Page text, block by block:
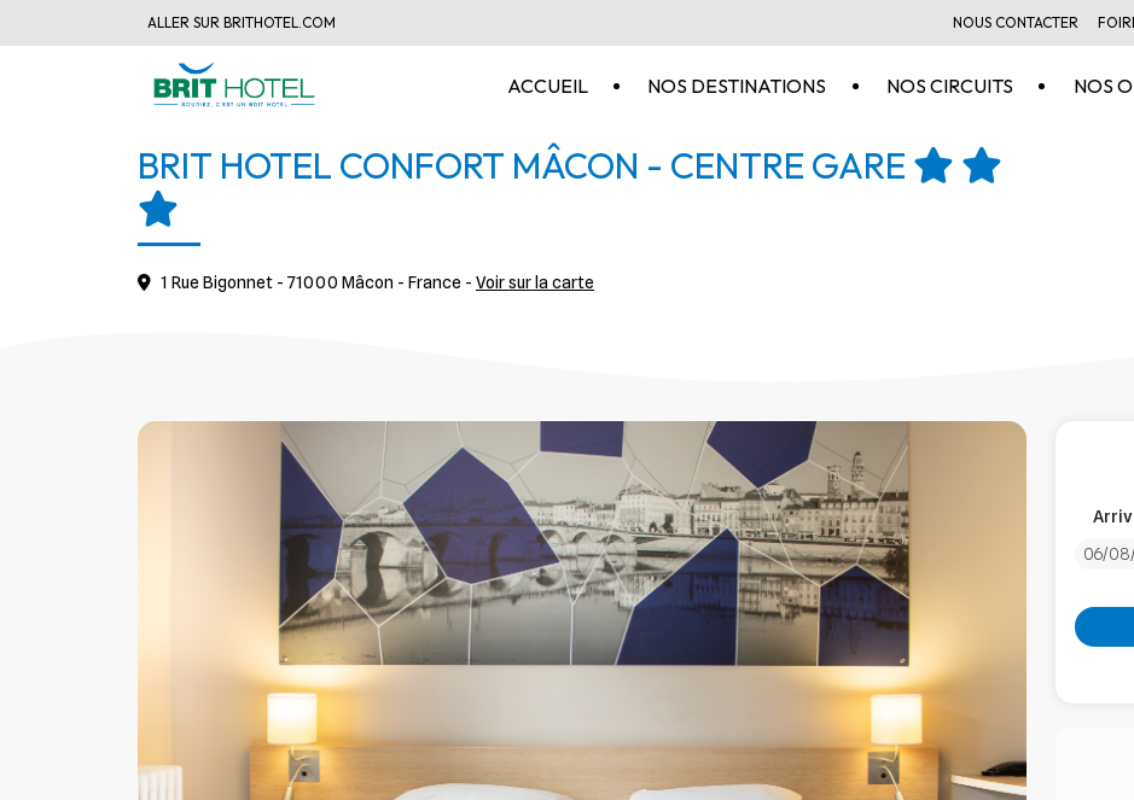
ALLER SUR BRITHOTEL.COM NOUS CONTACTER
ACCUEIL NOS DESTINATIONS NOS CIRCUITS NOS
BRIT HOTEL CONFORT MÂCON - CENTRE GARE
1 Rue Bigonnet - 71000 Mâcon - France - Voir sur la carte